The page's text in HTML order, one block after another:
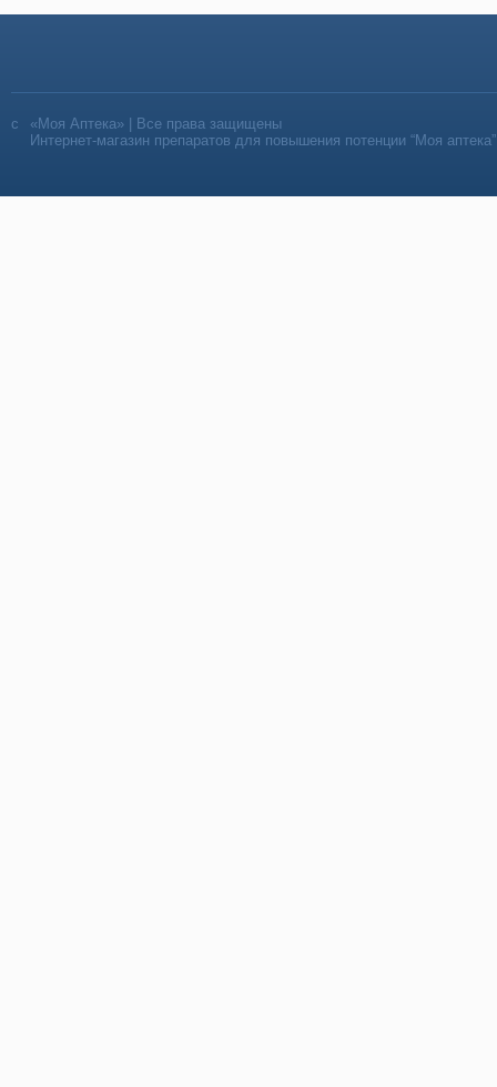
«Моя Аптека» | Все права защищены
Интернет-магазин препаратов для повышения потенции “Моя